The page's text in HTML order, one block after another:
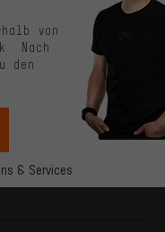
& Services
von
Nach
den